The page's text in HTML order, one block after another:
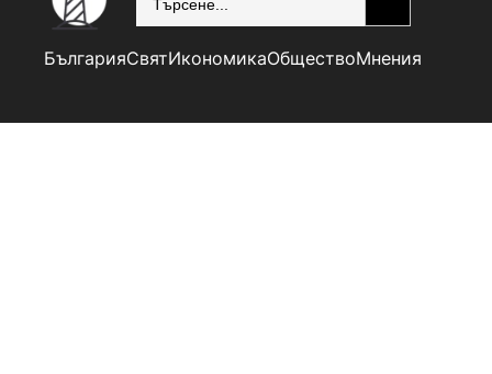
БългарияСвятИкономикаОбществоМнения